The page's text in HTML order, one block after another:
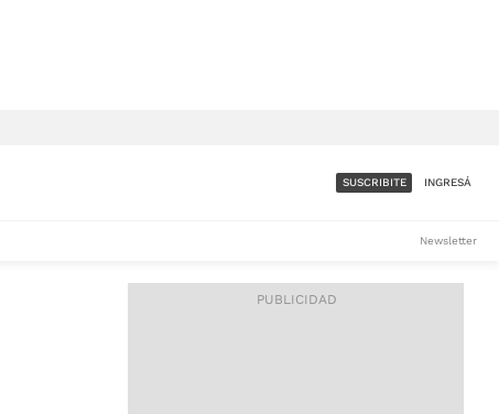
ACCESO FULL - $1.800/MES
SUSCRIBITE INGRESÁ
Newsletter